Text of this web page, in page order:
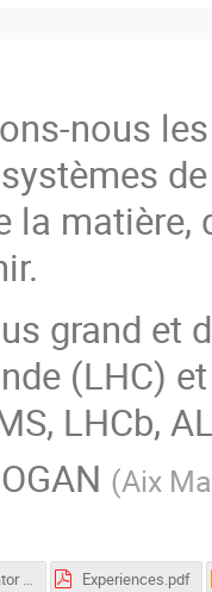
nous
la matière,
grand et
(LHC)
LHCb,
(Aix
CERN Accelerator Complex Experiences.pdf